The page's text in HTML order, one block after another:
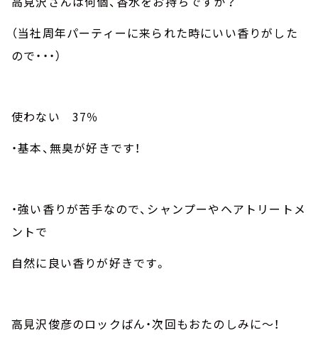
（当社周年パーティーに来られた時にいい香りがした
ので・・・）
使わない 37％
・基本、無臭が好きです！
・強い香りが苦手なので、シャンプーやヘアトリートメ
ントで
自然に良い香りが好きです。
高見沢俊彦のロックばん・次回もおたのしみに～！